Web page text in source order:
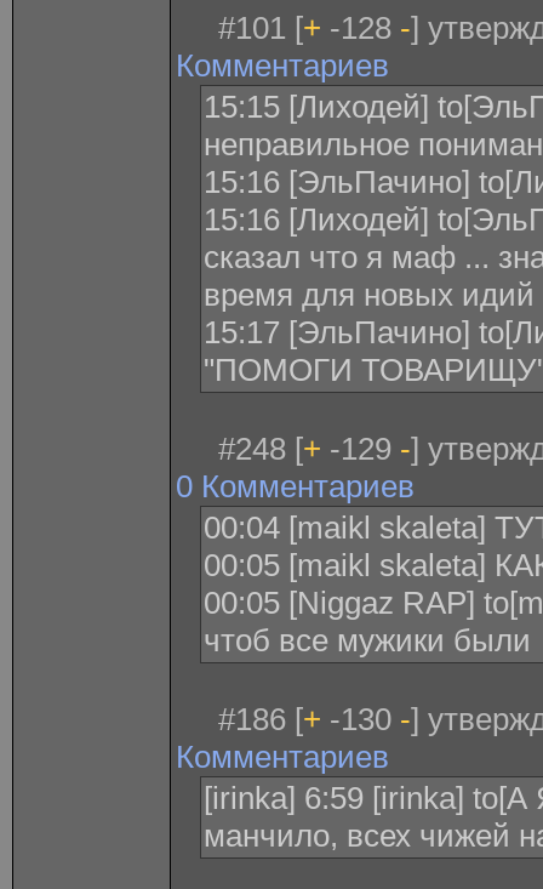
#101 [+ -128 -]
Комментариев
15:15 [Лиходей]
неправильное
15:16 [ЭльПачино]
15:16 [Лиходей]
сказал что я маф ...
время для новых
15:17 [ЭльПачино]
"ПОМОГИ
#248 [+ -129 -]
0 Комментариев
00:04 [maikl skaleta]
00:05 [maikl skaleta]
00:05 [Niggaz RAP]
чтоб все мужики были
#186 [+ -130 -]
Комментариев
[irinka] 6:59 [irinka]
манчило, всех чижей